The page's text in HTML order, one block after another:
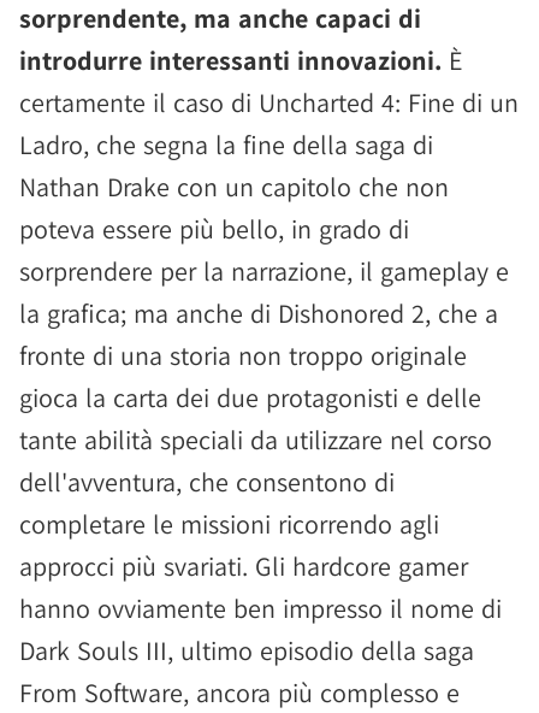
sorprendente, ma anche capaci di
introdurre interessanti innovazioni. È
certamente il caso di Uncharted 4: Fine di un
Ladro, che segna la fine della saga di
Nathan Drake con un capitolo che non
poteva essere più bello, in grado di
sorprendere per la narrazione, il gameplay e
la grafica; ma anche di Dishonored 2, che a
fronte di una storia non troppo originale
gioca la carta dei due protagonisti e delle
tante abilità speciali da utilizzare nel corso
dell'avventura, che consentono di
completare le missioni ricorrendo agli
approcci più svariati. Gli hardcore gamer
hanno ovviamente ben impresso il nome di
Dark Souls III, ultimo episodio della saga
From Software, ancora più complesso e